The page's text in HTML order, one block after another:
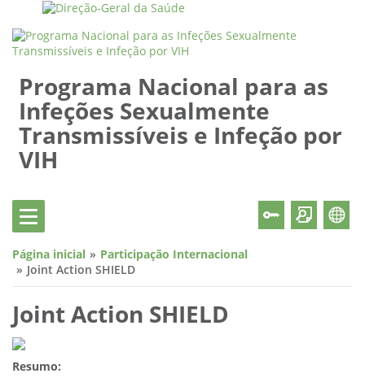
Programa Nacional para as
Infeções Sexualmente
Transmissíveis e Infeção por
VIH
Página inicial
Participação Internacional
Joint Action SHIELD
Joint Action SHIELD
Resumo: